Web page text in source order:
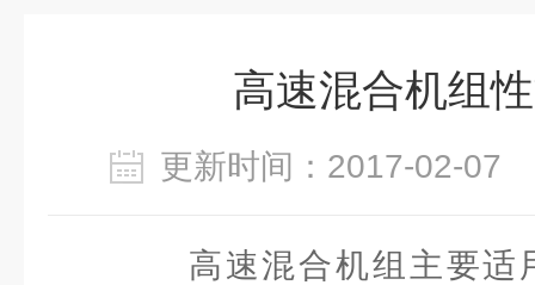
高速混合机组
更新时间：2017-02-
高速混合机组主要适